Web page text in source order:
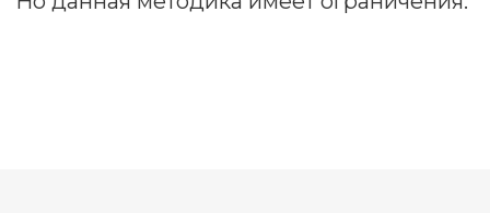
в период от полугода до года